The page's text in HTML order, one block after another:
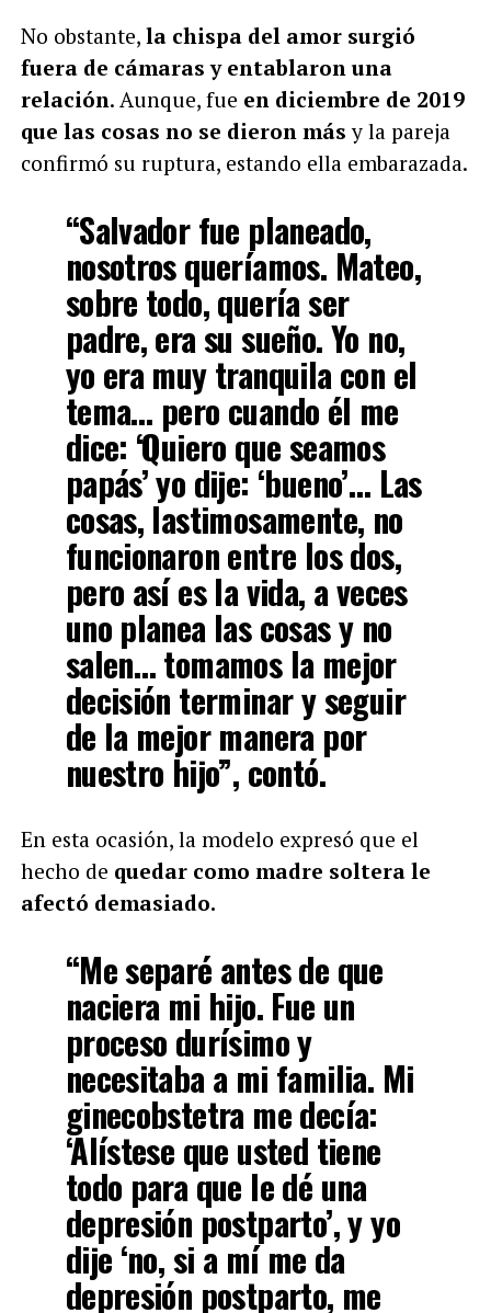
No obstante, la chispa del amor surgió
fuera de cámaras y entablaron una
relación. Aunque, fue en diciembre de 2019
que las cosas no se dieron másy la pareja
confirmó su ruptura, estando ella embarazada.
“Salvador fue planeado,
nosotros queríamos. Mateo,
sobre todo, quería ser
padre, era su sueño. Yo no,
yo era muy tranquila con el
tema… pero cuando él me
dice: ‘Quiero que seamos
papás’ yo dije: ‘bueno’… Las
cosas, lastimosamente, no
funcionaron entre los dos,
pero así es la vida, a veces
uno planea las cosas y no
salen… tomamos la mejor
decisión terminar y seguir
de la mejor manera por
nuestro hijo”, contó.
En esta ocasión, la modelo expresó que el
hecho de quedar como madre soltera le
afectó demasiado.
“Me separé antes de que
naciera mi hijo. Fue un
proceso durísimo y
necesitaba a mi familia. Mi
ginecobstetra me decía:
‘Alístese que usted tiene
todo para que le dé una
depresión postparto’, y yo
dije ‘no, si a mí me da
depresión postparto, me